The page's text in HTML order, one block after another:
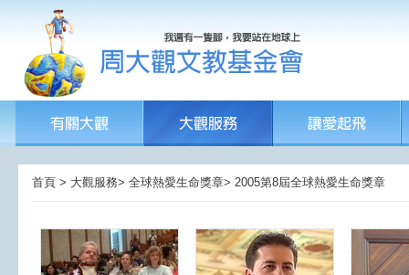
首頁 > 大觀服務> 全球熱愛生命獎章> 2005第8屆全球熱愛生命獎章